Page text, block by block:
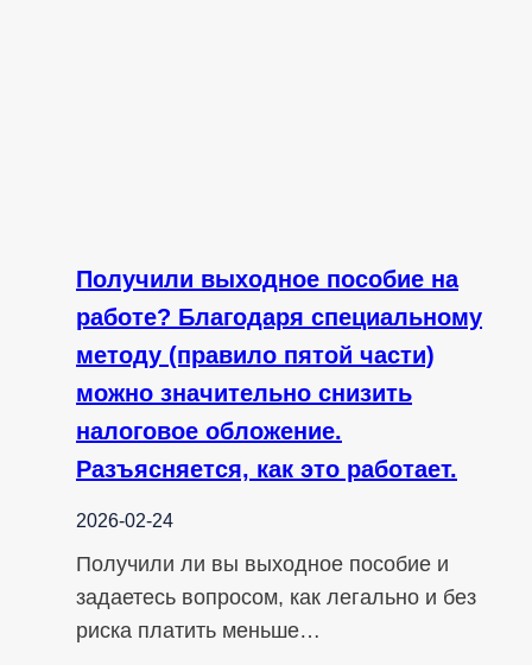
Получили выходное пособие на
работе? Благодаря специальному
методу (правило пятой части)
можно значительно снизить
налоговое обложение.
Разъясняется, как это работает.
2026-02-24
Получили ли вы выходное пособие и
задаетесь вопросом, как легально и без
риска платить меньше…